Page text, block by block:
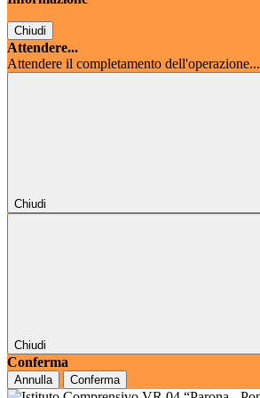
Chiudi
Attendere...
Attendere il completamento dell'operazione...
Chiudi
Chiudi
Conferma
Annulla Conferma